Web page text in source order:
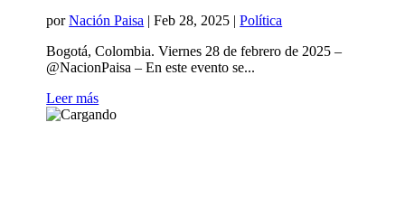
porNación Paisa |Feb 28, 2025 |Política
Bogotá, Colombia. Viernes 28 de febrero de 2025 –
@NacionPaisa – En este evento se...
Leer más